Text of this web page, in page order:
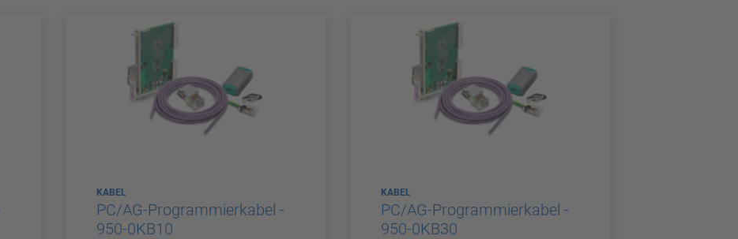
KABEL
PC/AG-Programmierkabel -
950-0KB10
KABEL
PC/AG-Programmierkabel -
950-0KB30